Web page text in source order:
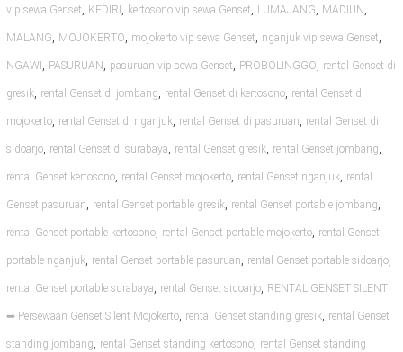
vip sewa Genset, KEDIRI , kertosono vip sewa Genset, LUMAJANG, MADIUN ,
MALANG, MOJOKERTO, mojokerto vip sewa Genset, nganjuk vip sewa Genset,
NGAWI , PASURUAN , pasuruan vip sewa Genset, PROBOLINGGO, rental Genset di
gresik, rental Genset di jombang, rental Genset di kertosono, rental Genset di
mojokerto, rental Genset di nganjuk, rental Genset di pasuruan, rental Genset di
sidoarjo, rental Genset di surabaya, rental Genset gresik, rental Genset jombang,
rental Genset kertosono, rental Genset mojokerto, rental Genset nganjuk, rental
Genset pasuruan, rental Genset portable gresik, rental Genset portable jombang,
rental Genset portable kertosono, rental Genset portable mojokerto, rental Genset
portable nganjuk, rental Genset portable pasuruan, rental Genset portable sidoarjo,
rental Genset portable surabaya, rental Genset sidoarjo, RENTAL GENSET SILENT
➡ Persewaan Genset Silent Mojokerto, rental Genset standing gresik, rental Genset
standing jombang, rental Genset standing kertosono, rental Genset standing